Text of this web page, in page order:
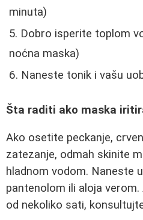
minuta)
Dobro isperite toplom
noćna maska)
Naneste tonik i vašu
Šta raditi ako maska
Ako osetite peckanje,
zatezanje, odmah skinite
hladnom vodom. Naneste
pantenolom ili aloja
od nekoliko sati,